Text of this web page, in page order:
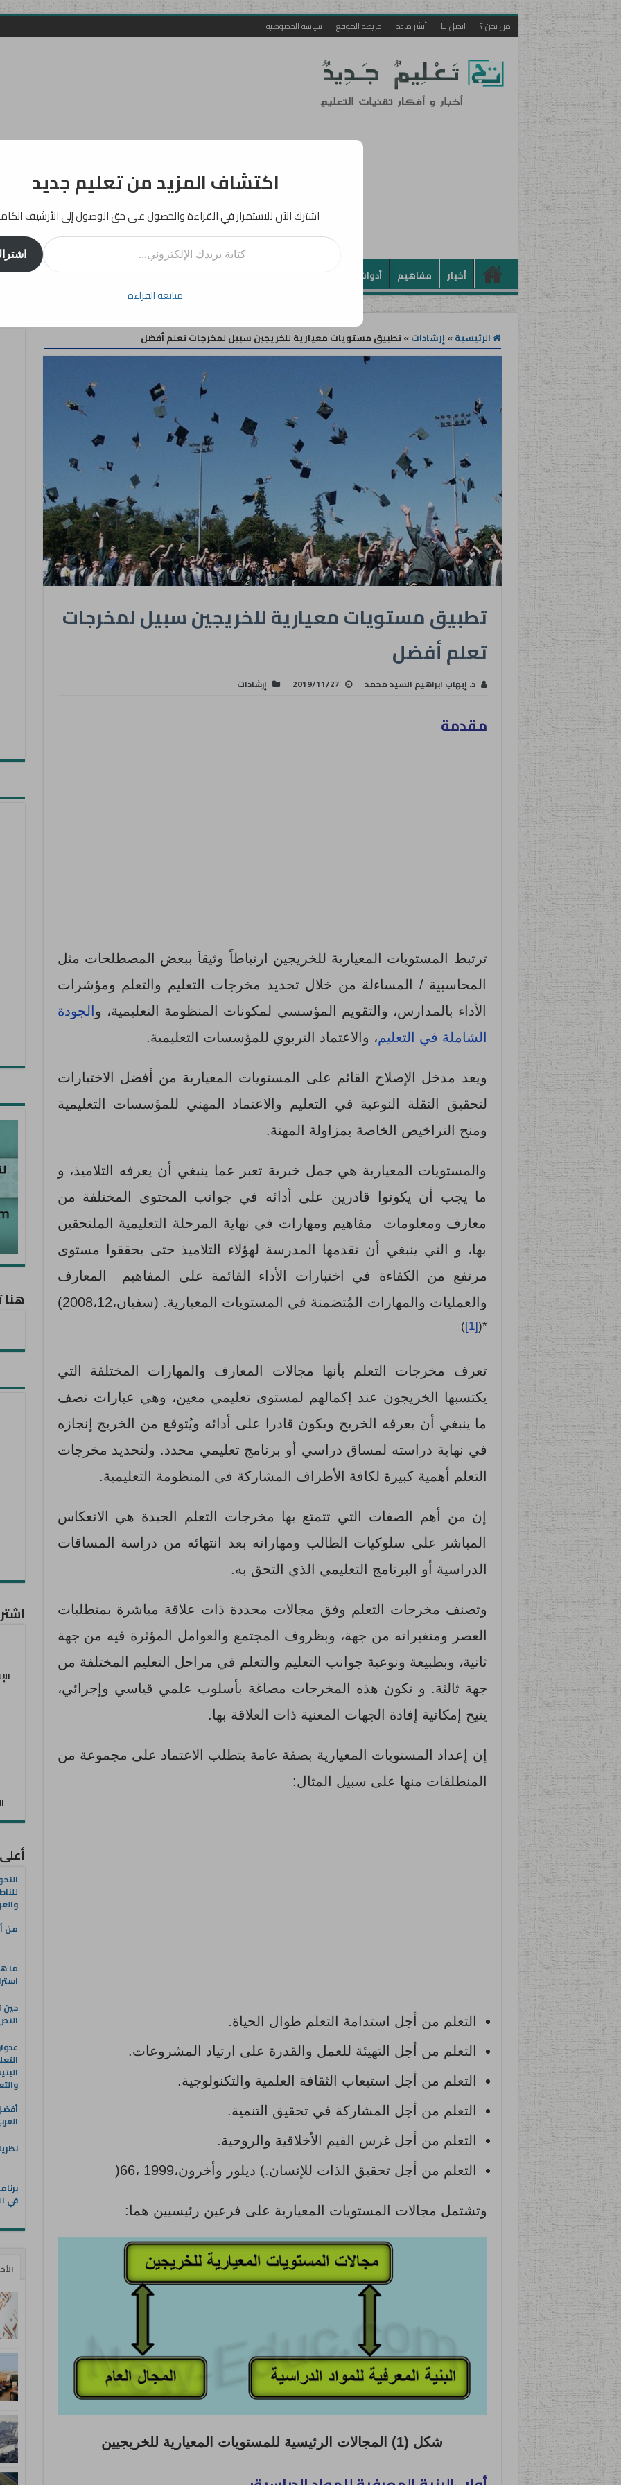
من نحن ؟ اتصل بنا أنشر مادة خريطة الموقع سياسة الخصوصية
أخبار مفاهيم أدوات بيداغوجيا
الرئيسية» إرشادات»تطبيق مستويات معيارية للخريجين سبيل لمخرجات تعلم أفضل
تطبيق مستويات معيارية للخريجين سبيل لمخرجات
تعلم أفضل
د. إيهاب ابراهيم السيد محمد 2019/11/27 إرشادات
مقدمة
ترتبط المستويات المعيارية للخريجين ارتباطاً وثيقاَ ببعض المصطلحات مثل
المحاسبية / المساءلة من خلال تحديد مخرجات التعليم والتعلم ومؤشرات
الأداء بالمدارس، والتقويم المؤسسي لمكونات المنظومة التعليمية، و الجودة
الشاملة في التعليم، والاعتماد التربوي للمؤسسات التعليمية.
ويعد مدخل الإصلاح القائم على المستويات المعيارية من أفضل الاختيارات
لتحقيق النقلة النوعية في التعليم والاعتماد المهني للمؤسسات التعليمية
ومنح التراخيص الخاصة بمزاولة المهنة.
والمستويات المعيارية هي جمل خبرية تعبر عما ينبغي أن يعرفه التلاميذ، و
ما يجب أن يكونوا قادرين على أدائه في جوانب المحتوى المختلفة من
معارف ومعلومات مفاهيم ومهارات في نهاية المرحلة التعليمية الملتحقين
بها، و التي ينبغي أن تقدمها المدرسة لهؤلاء التلاميذ حتى يحققوا مستوى
مرتفع من الكفاءة في اختبارات الأداء القائمة على المفاهيم المعارف
والعمليات والمهارات المُتضمنة في المستويات المعيارية. (سفيان،2008،12)
*(
[1]
)
تعرف مخرجات التعلم بأنها مجالات المعارف والمهارات المختلفة التي
يكتسبها الخريجون عند إكمالهم لمستوى تعليمي معين، وهي عبارات تصف
ما ينبغي أن يعرفه الخريج ويكون قادرا على أدائه ويُتوقع من الخريج إنجازه
في نهاية دراسته لمساق دراسي أو برنامج تعليمي محدد. ولتحديد مخرجات
التعلم أهمية كبيرة لكافة الأطراف المشاركة في المنظومة التعليمية.
إن من أهم الصفات التي تتمتع بها مخرجات التعلم الجيدة هي الانعكاس
المباشر على سلوكيات الطالب ومهاراته بعد انتهائه من دراسة المساقات
الدراسية أو البرنامج التعليمي الذي التحق به.
وتصنف مخرجات التعلم وفق مجالات محددة ذات علاقة مباشرة بمتطلبات
العصر ومتغيراته من جهة، وبظروف المجتمع والعوامل المؤثرة فيه من جهة
ثانية، وبطبيعة ونوعية جوانب التعليم والتعلم في مراحل التعليم المختلفة من
جهة ثالثة. و تكون هذه المخرجات مصاغة بأسلوب علمي قياسي وإجرائي،
يتيح إمكانية إفادة الجهات المعنية ذات العلاقة بها.
إن إعداد المستويات المعيارية بصفة عامة يتطلب الاعتماد على مجموعة من
المنطلقات منها على سبيل المثال:
التعلم من أجل استدامة التعلم طوال الحياة.
التعلم من أجل التهيئة للعمل والقدرة على ارتياد المشروعات.
التعلم من أجل استيعاب الثقافة العلمية والتكنولوجية.
التعلم من أجل المشاركة في تحقيق التنمية.
التعلم من أجل غرس القيم الأخلاقية والروحية.
التعلم من أجل تحقيق الذات للإنسان.) ديلور وأخرون،1999 ،66(
وتشتمل مجالات المستويات المعيارية على فرعين رئيسيين هما:
شكل (1) المجالات الرئيسية للمستويات المعيارية للخريجيين
هنا
من
ما
حين
في
اكتشاف المزيد من تعليم جديد
اشترك الآن للاستمرار في القراءة والحصول على حق الوصول إلى الأرشيف
متابعة القراءة